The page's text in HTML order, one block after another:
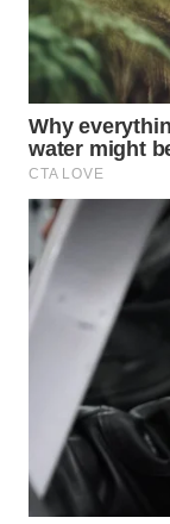
WAHANA
TV
WAHANANEWS
ID
WAHANANEWS
WAHANANEWS
NET
WAHANA
SPORT
WAHANA
UMKM